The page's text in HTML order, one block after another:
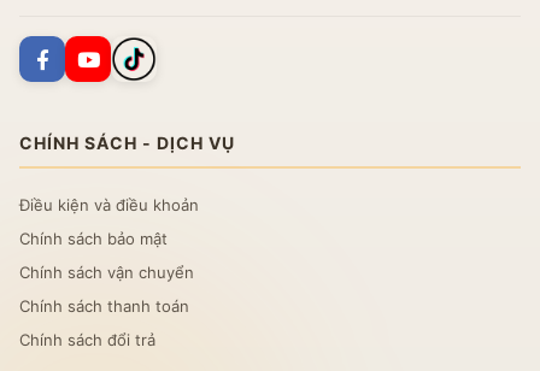
CHÍNH SÁCH - DỊCH VỤ
Điều kiện và điều khoản
Chính sách bảo mật
Chính sách vận chuyển
Chính sách thanh toán
Chính sách đổi trả